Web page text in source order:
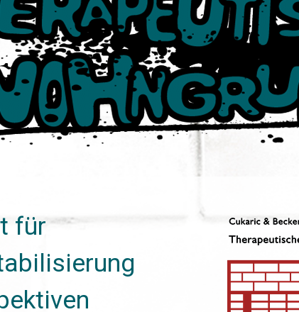
für